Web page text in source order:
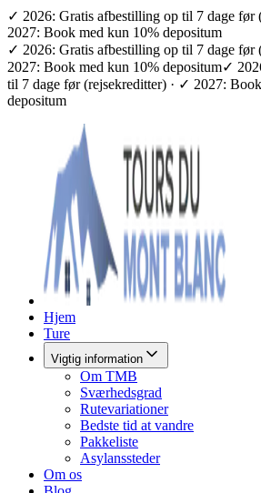
✓ 2026: Gratis afbestilling op til 7 dage før
2027: Book med kun 10% depositum
✓ 2026: Gratis afbestilling op til 7 dage før
2027: Book med kun 10% depositum✓
til 7 dage før (rejsekreditter) · ✓ 2027:
depositum
Hjem
Ture
Vigtig information
Om TMB
Sværhedsgrad
Rutevariationer
Bedste tid at vandre
Pakkeliste
Asylanssteder
Om os